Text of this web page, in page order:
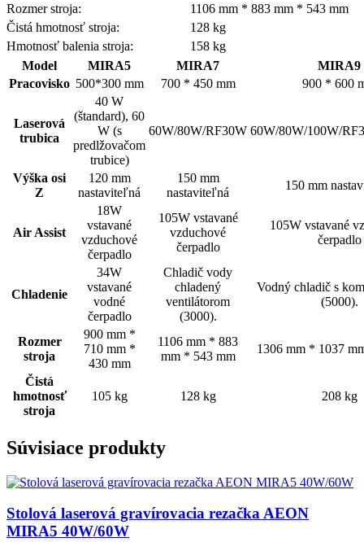
Rozmer stroja:
1106 mm * 883 mm * 543 mm
Čistá hmotnosť stroja:
128 kg
Hmotnosť balenia stroja:
158 kg
Model
MIRA5 MIRA7
MIRA9
Pracovisko 500*300 mm 700 * 450 mm 900 * 600
Laserová
trubica
40 W
(štandard), 60
W (s
predlžovačom
trubice)
60W/80W/RF30W 60W/80W/100W/
Výška osi
Z
120 mm
nastaviteľná
150 mm
nastaviteľná
150 mm
Air Assist
18W
vstavané
vzduchové
čerpadlo
105W vstavané
vzduchové
čerpadlo
105W vstavané
čerpadlo
Chladenie
34W
vstavané
vodné
čerpadlo
Chladič vody
chladený
ventilátorom
(3000).
Vodný chladič s
(5000).
Rozmer
stroja
900 mm *
710 mm *
430 mm
1106 mm * 883
mm * 543 mm
1306 mm * 1037
Čistá
hmotnosť
stroja
105 kg 128 kg 208 kg
Súvisiace produkty
Stolová laserová gravírovacia rezačka AEON
MIRA5 40W/60W